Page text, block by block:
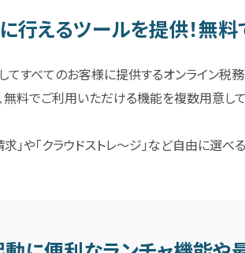
えるツールを提供！無料
てすべてのお客様に提供するオンライン税務
料でご利用いただける機能を複数用意し
」や「クラウドストレ～ジ」など自由に選